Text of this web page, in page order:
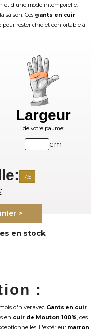
et d'une mode intemporelle.
saison. Ces gants en cuir
pour rester chic et confortable à
Largeur
de votre paume:
cm
7.5
>
en stock
:
d'hiver avec Gants en cuir
en cuir de Mouton 100%, ces
L'extérieur marron